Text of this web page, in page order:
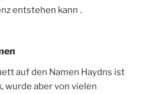
entstehen kann .
auf den Namen Haydns ist
wurde aber von vielen